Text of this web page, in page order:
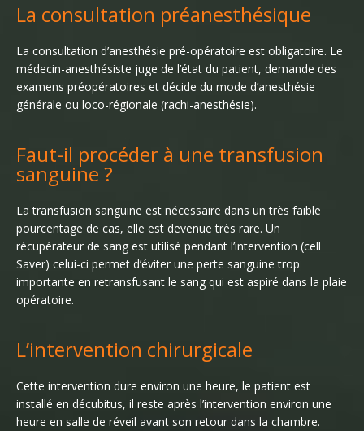
La consultation préanesthésique
La consultation d’anesthésie pré-opératoire est obligatoire. Le
médecin-anesthésiste juge de l’état du patient, demande des
examens préopératoires et décide du mode d’anesthésie
générale ou loco-régionale (rachi-anesthésie).
Faut-il procéder à une transfusion
sanguine ?
La transfusion sanguine est nécessaire dans un très faible
pourcentage de cas, elle est devenue très rare. Un
récupérateur de sang est utilisé pendant l’intervention (cell
Saver) celui-ci permet d’éviter une perte sanguine trop
importante en retransfusant le sang qui est aspiré dans la plaie
opératoire.
L’intervention chirurgicale
Cette intervention dure environ une heure, le patient est
installé en décubitus, il reste après l’intervention environ une
heure en salle de réveil avant son retour dans la chambre.